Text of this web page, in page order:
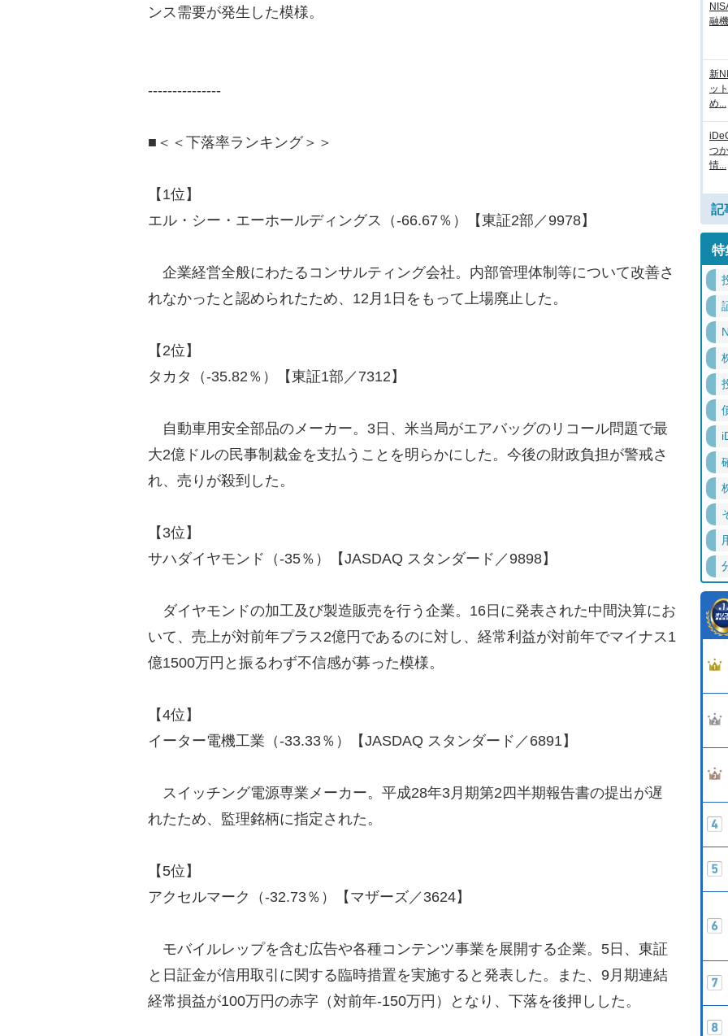
ンス需要が発生した模様。
---------------
■＜＜下落率ランキング＞＞
【1位】
エル・シー・エーホールディングス（-66.67％）【東証2部／9978】
企業経営全般にわたるコンサルティング会社。内部管理体制等について改善さ
れなかったと認められたため、12月1日をもって上場廃止した。
【2位】
タカタ（-35.82％）【東証1部／7312】
自動車用安全部品のメーカー。3日、米当局がエアバッグのリコール問題で最
大2億ドルの民事制裁金を支払うことを明らかにした。今後の財政負担が警戒さ
れ、売りが殺到した。
【3位】
サハダイヤモンド（-35％）【JASDAQ スタンダード／9898】
ダイヤモンドの加工及び製造販売を行う企業。16日に発表された中間決算にお
いて、売上が対前年プラス2億円であるのに対し、経常利益が対前年でマイナス1
億1500万円と振るわず不信感が募った模様。
【4位】
イーター電機工業（-33.33％）【JASDAQ スタンダード／6891】
スイッチング電源専業メーカー。平成28年3月期第2四半期報告書の提出が遅
れたため、監理銘柄に指定された。
【5位】
アクセルマーク（-32.73％）【マザーズ／3624】
モバイルレップを含む広告や各種コンテンツ事業を展開する企業。5日、東証
と日証金が信用取引に関する臨時措置を実施すると発表した。また、9月期連結
経常損益が100万円の赤字（対前年-150万円）となり、下落を後押しした。
融
新
ッ
め...
つ
情...
記
特